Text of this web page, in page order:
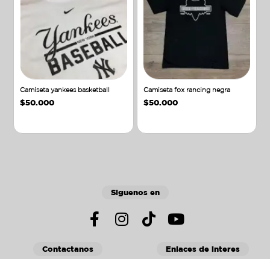
Camiseta yankees basketball
$50.000
Camiseta fox rancing negra
$50.000
Siguenos en
Contactanos Enlaces de interes